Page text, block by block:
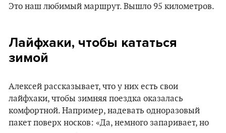
Это наш любимый маршрут. Вышло 95 километров.
Лайфхаки, чтобы кататься
зимой
Алексей рассказывает, что у них есть свои
лайфхаки, чтобы зимняя поездка оказалась
комфортной. Например, надевать одноразовый
пакет поверх носков: «Да, немного запаривает, но